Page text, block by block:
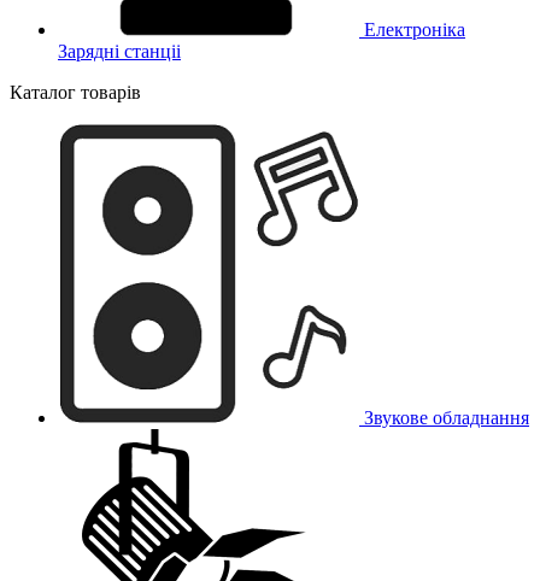
Електроніка
Зарядні станціі
Каталог товарів
Звукове обладнання